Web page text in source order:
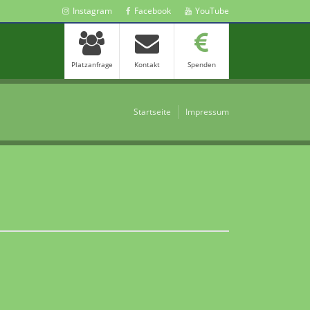
Instagram Facebook YouTube
Platzanfrage Kontakt Spenden
Startseite Impressum